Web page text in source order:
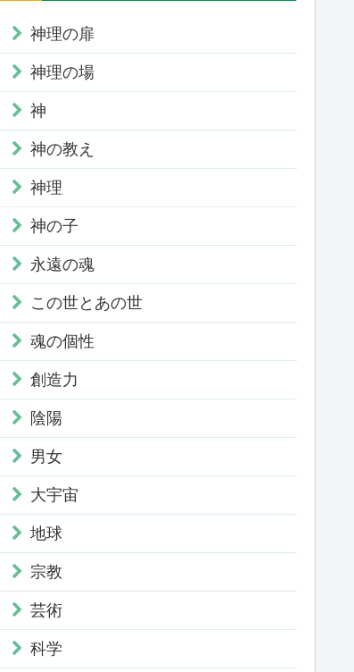
神理の扉
神理の場
神
神の教え
神理
神の子
永遠の魂
この世とあの世
魂の個性
創造力
陰陽
男女
大宇宙
地球
宗教
芸術
科学